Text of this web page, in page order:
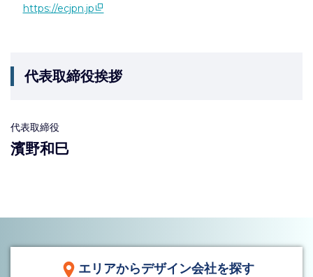
https://ecjpn.jp
代表取締役挨拶
代表取締役
濱野和巳
エリアからデザイン会社を探す